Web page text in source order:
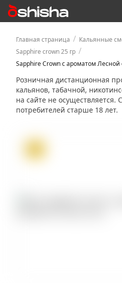
Главная страница / Кальянные
Sapphire crown 25 гр /
Sapphire Crown с ароматом Лесной
Розничная дистанционная
кальянов, табачной,
на сайте не осуществляется.
потребителей старше 18 лет.